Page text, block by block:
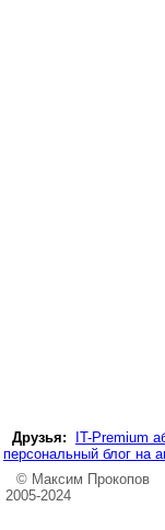
Друзья:
IT-Premium
персональный блог на
© Максим Прокопов
2005-2024